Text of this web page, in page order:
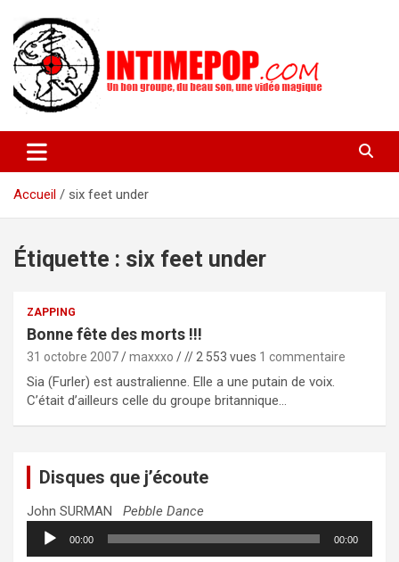
contenu
intimepop.com
actuelles pop rock, post-rock, indé sur Lyon. rock pop concert
lyon
Accueil
six feet under
Étiquette : six feet under
ZAPPING
Bonne fête des morts !!!
31 octobre 2007 maxxxo // 2 553 vues 1 commentaire
Sia (Furler) est australienne. Elle a une putain de voix.
C’était d’ailleurs celle du groupe britannique…
Disques que j’écoute
John SURMAN Pebble Dance
Lecteur
audio
00:00 00:00